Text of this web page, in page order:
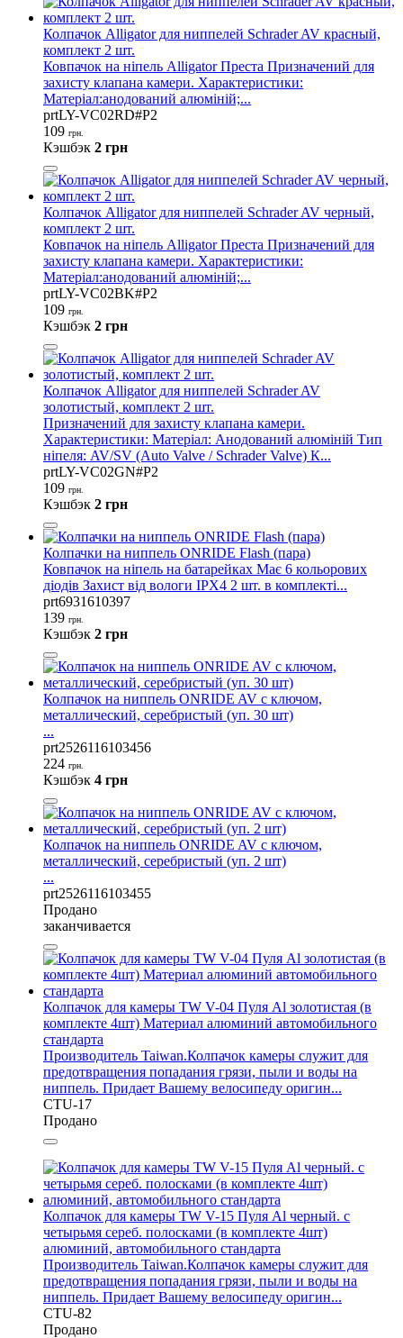
Колпачок Alligator для ниппелей Schrader AV красный,
комплект 2 шт.
Ковпачок на ніпель Alligator Преста Призначений для
захисту клапана камери. Характеристики:
Матеріал:анодований алюміній;...
prtLY-VC02RD#P2
109 грн.
Кэшбэк 2 грн
Колпачок Alligator для ниппелей Schrader AV черный,
комплект 2 шт.
Ковпачок на ніпель Alligator Преста Призначений для
захисту клапана камери. Характеристики:
Матеріал:анодований алюміній;...
prtLY-VC02BK#P2
109 грн.
Кэшбэк 2 грн
Колпачок Alligator для ниппелей Schrader AV
золотистый, комплект 2 шт.
Призначений для захисту клапана камери.
Характеристики: Матеріал: Анодований алюміній Тип
ніпеля: AV/SV (Auto Valve / Schrader Valve) К...
prtLY-VC02GN#P2
109 грн.
Кэшбэк 2 грн
Колпачки на ниппель ONRIDE Flash (пара)
Ковпачок на ніпель на батарейках Має 6 кольорових
діодів Захист від вологи IPX4 2 шт. в комплекті...
prt6931610397
139 грн.
Кэшбэк 2 грн
Колпачок на ниппель ONRIDE AV с ключом,
металлический, серебристый (уп. 30 шт)
...
prt2526116103456
224 грн.
Кэшбэк 4 грн
Колпачок на ниппель ONRIDE AV с ключом,
металлический, серебристый (уп. 2 шт)
...
prt2526116103455
Продано
заканчивается
Колпачок для камеры TW V-04 Пуля Al золотистая (в
комплекте 4шт) Материал алюминий автомобильного
стандарта
Производитель Taiwan.Колпачок камеры служит для
предотвращения попадания грязи, пыли и воды на
ниппель. Придает Вашему велосипеду оригин...
CTU-17
Продано
Колпачок для камеры TW V-15 Пуля Al черный. с
четырьмя сереб. полосками (в комплекте 4шт)
алюминий, автомобильного стандарта
Производитель Taiwan.Колпачок камеры служит для
предотвращения попадания грязи, пыли и воды на
ниппель. Придает Вашему велосипеду оригин...
CTU-82
Продано